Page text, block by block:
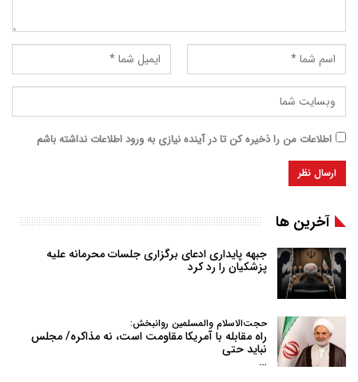
اطلاعات من را ذخیره کن تا در آینده نیازی به ورود اطلاعات نداشته باشم
آخرین ها
جبهه پایداری ادعای برگزاری جلسات محرمانه علیه
پزشکیان را رد کرد
حجت‌الاسلام والمسلمین روانبخش:
راه مقابله با آمریکا مقاومت است، نه مذاکره/ مجلس
نباید حتی
…